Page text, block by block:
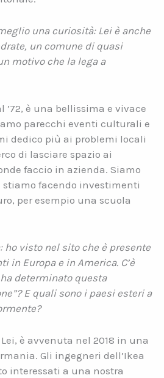
una curiosità: Lei è anche
un comune di quasi
motivo che la lega a
’72, è una bellissima e vivace
parecchi eventi culturali e
dedico più ai problemi locali
di lasciare spazio ai
faccio in azienda. Siamo
stiamo facendo investimenti
per esempio una scuola
ho visto nel sito che è presente
in Europa e in America. C’è
determinato questa
E quali sono i paesi esteri a
è avvenuta nel 2018 in una
Gli ingegneri dell’Ikea
interessati a una nostra